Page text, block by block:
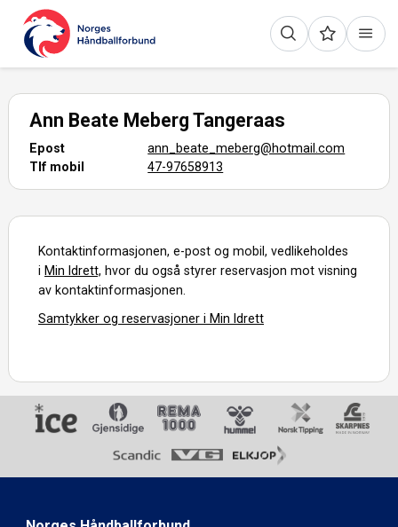
Ann Beate Meberg Tangeraas
Epost
ann_beate_meberg@hotmail.com
Tlf mobil
47-97658913
Kontaktinformasjonen, e-post og mobil, vedlikeholdes
i Min Idrett, hvor du også styrer reservasjon mot visning
av kontaktinformasjonen.
Samtykker og reservasjoner i Min Idrett